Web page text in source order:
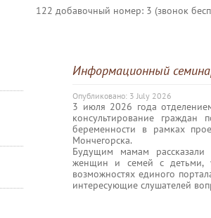
122 добавочный номер: 3 (звонок
Информационный
Опубликовано: 3 July 2026
3 июля 2026 года
консультирование
беременности в рамках
Мончегорска.
Будущим мамам
женщин и семей с детьми,
возможностях единого
интересующие слушателей